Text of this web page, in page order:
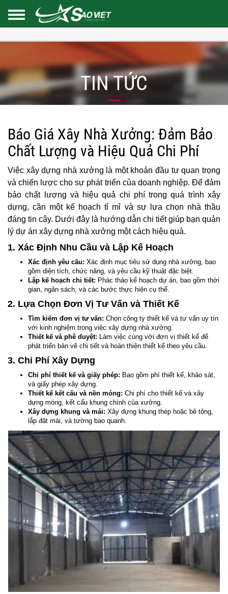
TIN TỨC
Báo Giá Xây Nhà Xưởng: Đảm Bảo
Chất Lượng và Hiệu Quả Chi Phí
Việc xây dựng nhà xưởng là một khoản đầu tư quan trọng
và chiến lược cho sự phát triển của doanh nghiệp. Để đảm
bảo chất lượng và hiệu quả chi phí trong quá trình xây
dựng, cần một kế hoạch tỉ mỉ và sự lựa chọn nhà thầu
đáng tin cậy. Dưới đây là hướng dẫn chi tiết giúp bạn quản
lý dự án xây dựng nhà xưởng một cách hiệu quả.
1. Xác Định Nhu Cầu và Lập Kế Hoạch
Xác định yêu cầu: Xác định mục tiêu sử dụng nhà xưởng, bao
gồm diện tích, chức năng, và yêu cầu kỹ thuật đặc biệt.
Lập kế hoạch chi tiết: Phác thảo kế hoạch dự án, bao gồm thời
gian, ngân sách, và các bước thực hiện cụ thể.
2. Lựa Chọn Đơn Vị Tư Vấn và Thiết Kế
Tìm kiếm đơn vị tư vấn: Chọn công ty thiết kế và tư vấn uy tín
với kinh nghiệm trong việc xây dựng nhà xưởng.
Thiết kế và phê duyệt: Làm việc cùng với đơn vị thiết kế để
phát triển bản vẽ chi tiết và hoàn thiện thiết kế theo yêu cầu.
3. Chi Phí Xây Dựng
Chi phí thiết kế và giấy phép: Bao gồm phí thiết kế, khảo sát,
và giấy phép xây dựng.
Thiết kế kết cấu và nền móng: Chi phí cho thiết kế và xây
dựng móng, kết cấu khung chính của xưởng.
Xây dựng khung và mái: Xây dựng khung thép hoặc bê tông,
lắp đặt mái, và tường bao quanh.